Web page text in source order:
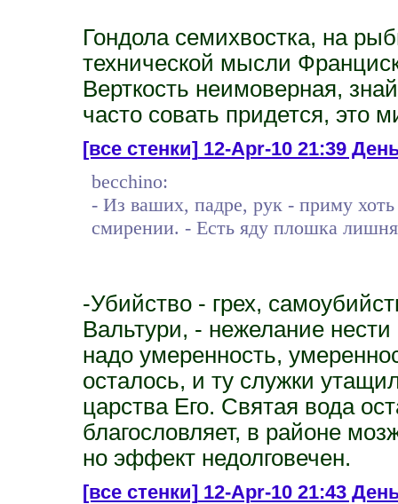
Гондола семихвостка, на
технической мысли
Верткость неимоверная,
часто совать придется, это
[все стенки]12-Apr-10 21:39
becchino:
- Из ваших, падре, рук - приму
смирении. - Есть яду плошка
-Убийство - грех,
Вальтури, - нежелание нести
надо умеренность,
осталось, и ту служки
царства Его. Святая вода
благословляет, в районе
но эффект недолговечен.
[все стенки]12-Apr-10 21:43